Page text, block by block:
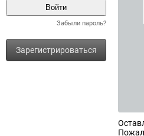
Забыли пароль?
Зарегистрироваться